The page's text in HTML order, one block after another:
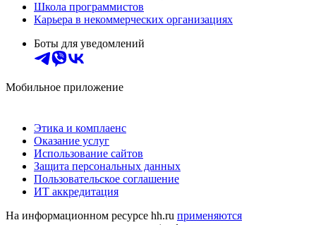
Школа программистов
Карьера в некоммерческих организациях
Боты для уведомлений
Мобильное приложение
Этика и комплаенс
Оказание услуг
Использование сайтов
Защита персональных данных
Пользовательское соглашение
ИТ аккредитация
На информационном ресурсе hh.ru применяются